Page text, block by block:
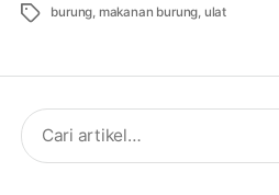
Tags burung, makanan burung, ulat
Search
for: